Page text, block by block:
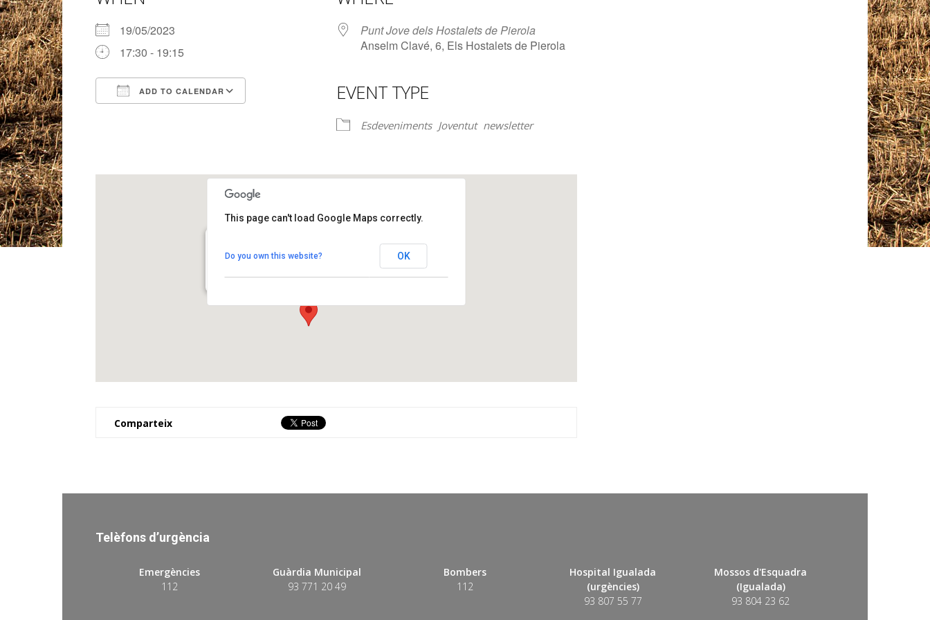
19/05/2023
17:30 - 19:15
ADD TO CALENDAR
Google Calendar
Punt Jove dels Hostalets de Pierola
Anselm Clavé, 6, Els Hostalets de Pierola
EVENT TYPE
Esdeveniments Joventut newsletter
View Events
This page can't load Google Maps correctly.
Do you own this website? OK
Comparteix
Telèfons d’urgència
Emergències
112
Guàrdia Municipal
93 771 20 49
Bombers
112
Hospital Igualada
(urgències)
93 807 55 77
Mossos d'Esquadra
(Igualada)
93 804 23 62